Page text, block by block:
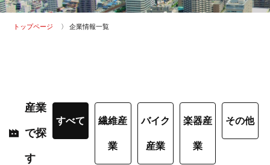
トップページ 企業情報一覧
産業
で探
す
すべて 繊維産
業
バイク
産業
楽器産
業
その他